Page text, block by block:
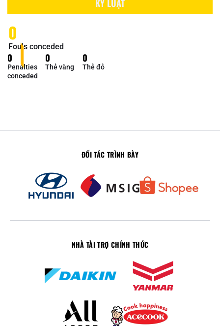
KỶ LUẬT
0
Fouls conceded
0
Penalties
conceded
0
Thẻ vàng
0
Thẻ đỏ
ĐỐI TÁC TRÌNH BÀY
NHÀ TÀI TRỢ CHÍNH THỨC